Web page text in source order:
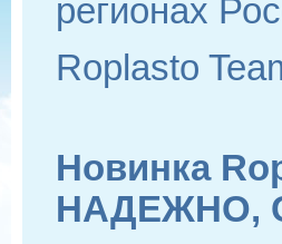
регионах
Roplasto
Новинка
НАДЕЖНО,